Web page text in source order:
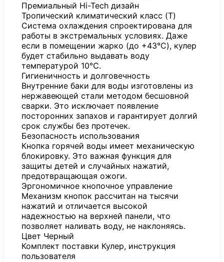
Премиальный Hi-Tech дизайн
Тропический климатический класс (T)
Система охлаждения спроектирована для
работы в экстремальных условиях. Даже
если в помещении жарко (до +43°C), кулер
будет стабильно выдавать воду
температурой 10°C.
Гигиеничность и долговечность
Внутренние баки для воды изготовлены из
нержавеющей стали методом бесшовной
сварки. Это исключает появление
посторонних запахов и гарантирует долгий
срок службы без протечек.
Безопасность использования
Кнопка горячей воды имеет механическую
блокировку. Это важная функция для
защиты детей и случайных нажатий,
предотвращающая ожоги.
Эргономичное кнопочное управление
Механизм кнопок рассчитан на тысячи
нажатий и отличается высокой
надежностью на верхней панели, что
позволяет наливать воду, не наклоняясь.
Цвет Черный
Комплект поставки Кулер, инструкция
пользователя